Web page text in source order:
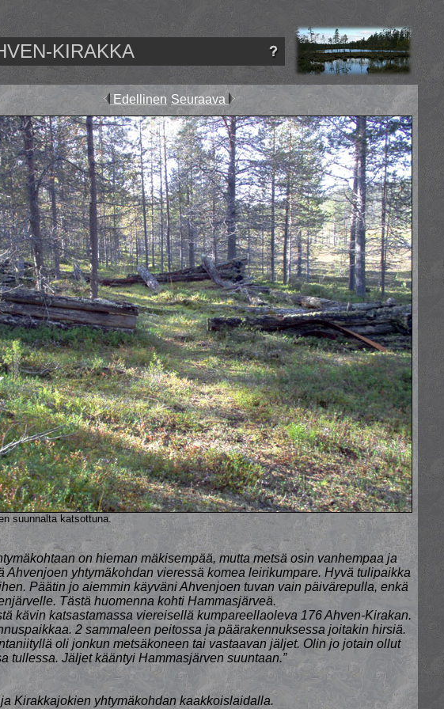
KIRAKKA
Edellinen Seuraava
suunnalta katsottuna.
on hieman mäkisempää, mutta metsä osin vanhempaa ja
Ahvenjoen yhtymäkohdan vieressä komea leirikumpare. Hyvä tulipaikka
Päätin jo aiemmin käyväni Ahvenjoen tuvan vain päivärepulla, enkä
Tästä huomenna kohti Hammasjärveä.
kävin katsastamassa viereisellä kumpareellaoleva 176 Ahven-Kirakan.
2 sammaleen peitossa ja päärakennuksessa joitakin hirsiä.
oli jonkun metsäkoneen tai vastaavan jäljet. Olin jo jotain ollut
tullessa. Jäljet kääntyi Hammasjärven suuntaan.”
Kirakkajokien yhtymäkohdan kaakkoislaidalla.